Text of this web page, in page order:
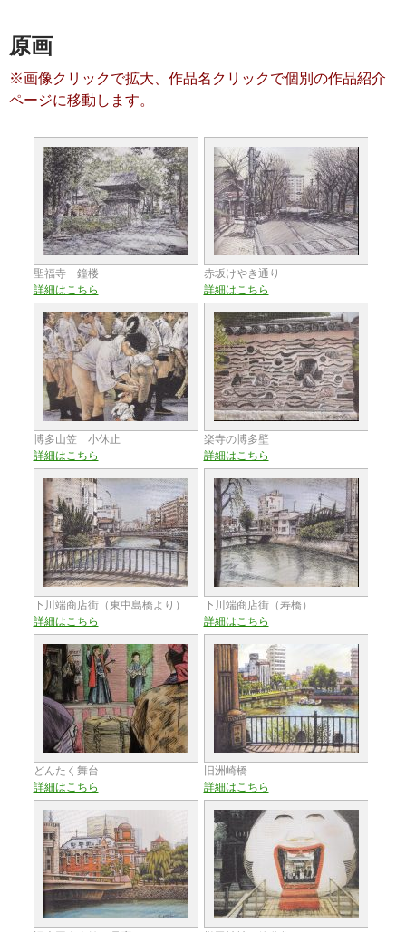
原画
※画像クリックで拡大、作品名クリックで個別の作品紹介
ページに移動します。
聖福寺 鐘楼
詳細はこちら
赤坂けやき通り
詳細はこちら
博多山笠 小休止
詳細はこちら
楽寺の博多壁
詳細はこちら
下川端商店街（東中島橋より）
詳細はこちら
下川端商店街（寿橋）
詳細はこちら
どんたく舞台
詳細はこちら
旧洲崎橋
詳細はこちら